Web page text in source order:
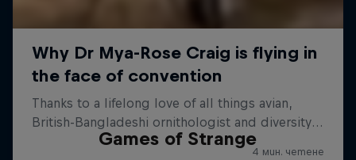
Games of Strange